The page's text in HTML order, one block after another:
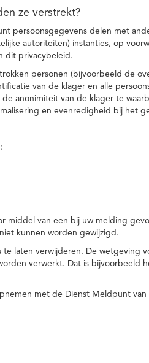
ze verstrekt?
persoonsgegevens delen met
autoriteiten) instanties, op
dit privacybeleid.
personen (bijvoorbeeld de
van de klager en alle
anonimiteit van de klager te
en evenredigheid bij het
middel van een bij uw melding
kunnen worden gewijzigd.
laten verwijderen. De wetgeving
verwerkt. Dat is bijvoorbeeld
met de Dienst Meldpunt van